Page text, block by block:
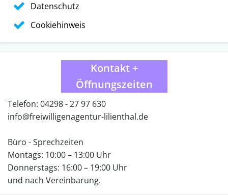
Datenschutz
Cookiehinweis
Kontakt +
Öffnungszeiten
Telefon: 04298 - 27 97 630
info@freiwilligenagentur-lilienthal.de
Büro - Sprechzeiten
Montags: 10:00 – 13:00 Uhr
Donnerstags: 16:00 – 19:00 Uhr
und nach Vereinbarung.